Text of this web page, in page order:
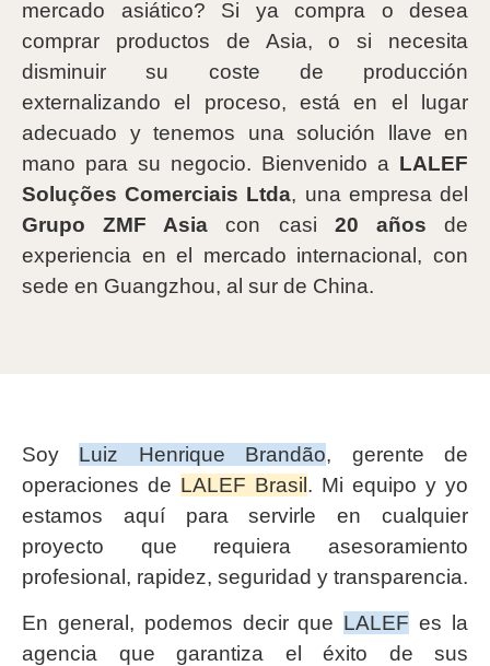
mercado asiático? Si ya compra o desea
comprar productos de Asia, o si necesita
disminuir su coste de producción
externalizando el proceso, está en el lugar
adecuado y tenemos una solución llave en
mano para su negocio. Bienvenido a LALEF
Soluções Comerciais Ltda, una empresa del
Grupo ZMF Asia con casi 20 años de
experiencia en el mercado internacional, con
sede en Guangzhou, al sur de China.
Soy Luiz Henrique Brandão, gerente de
operaciones de LALEF Brasil. Mi equipo y yo
estamos aquí para servirle en cualquier
proyecto que requiera asesoramiento
profesional, rapidez, seguridad y transparencia.
En general, podemos decir que LALEF es la
agencia que garantiza el éxito de sus